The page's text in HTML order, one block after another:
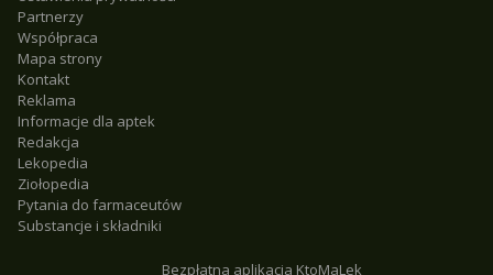
Partnerzy
Współpraca
Mapa strony
Kontakt
Reklama
Informacje dla aptek
Redakcja
Lekopedia
Ziołopedia
Pytania do farmaceutów
Substancje i składniki
Bezpłatna aplikacja KtoMaLek